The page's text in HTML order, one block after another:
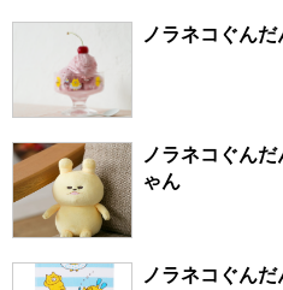
ノラネコぐん
ゃん
ノラネコぐん